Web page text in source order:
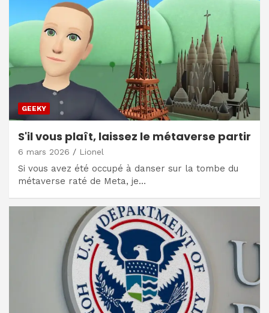
GEEKY
S'il vous plaît, laissez le métaverse partir
6 mars 2026 Lionel
Si vous avez été occupé à danser sur la tombe du
métaverse raté de Meta, je…